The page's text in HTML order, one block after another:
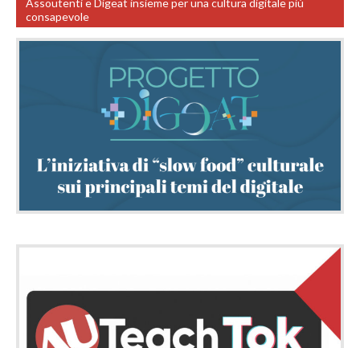
Assoutenti e Digeat insieme per una cultura digitale più
consapevole